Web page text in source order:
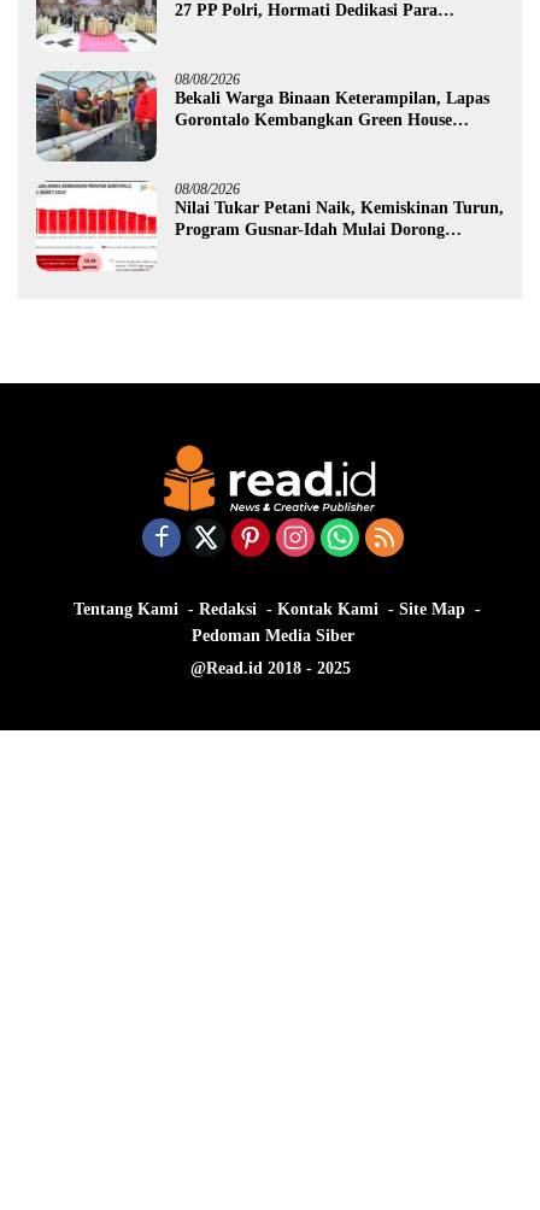
27 PP Polri, Hormati Dedikasi Para
08/08/2026
Bekali Warga Binaan Keterampilan, Lapas
Gorontalo Kembangkan Green House
08/08/2026
Nilai Tukar Petani Naik, Kemiskinan Turun,
Program Gusnar-Idah Mulai Dorong
Tentang Kami Redaksi Kontak Kami
Site Map
Pedoman Media Siber
@Read.id 2018 - 2025